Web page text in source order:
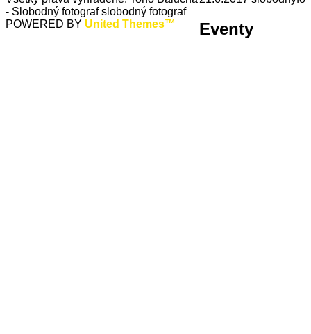
Eventy
- Slobodný fotografslobodný fotograf
POWERED BY United Themes™